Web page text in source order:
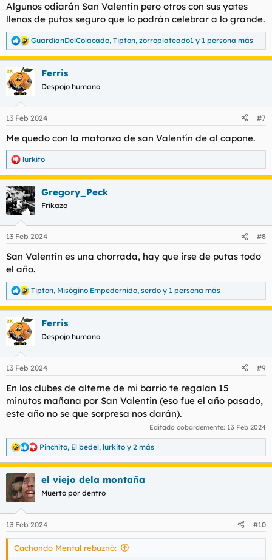
:
Algunos odiarán San Valentín pero otros con sus yates
llenos de putas seguro que lo podrán celebrar a lo grande.
R
e
a
c
c
e
:
GuardianDelColacado, Tipton, zorroplateado1 y 1 persona más
Ferris
Despojo humano
13 Feb 2024 #7
Me quedo con la matanza de san Valentín de al capone.
R
e
a
c
c
i
e
:
lurkito
Gregory_Peck
Frikazo
13 Feb 2024 #8
San Valentín es una chorrada, hay que irse de putas todo
el año.
R
e
a
c
c
e
:
Tipton, Misógino Empedernido, serdo y 1 persona más
Ferris
Despojo humano
13 Feb 2024 #9
En los clubes de alterne de mi barrio te regalan 15
minutos mañana por San Valentin (eso fue el año pasado,
este año no se que sorpresa nos darán).
Editado cobardemente: 13 Feb 2024
R
e
a
c
c
i
e
s
Pinchito, El bedel, lurkito y 2 más
el viejo dela montaña
Muerto por dentro
13 Feb 2024 #10
Cachondo Mental rebuznó: